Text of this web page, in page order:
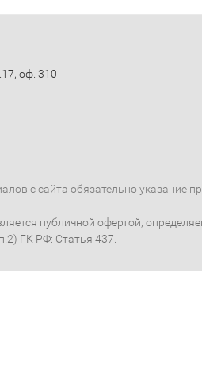
оф. 310
с сайта обязательно указание
публичной офертой,
ГК РФ: Статья 437.